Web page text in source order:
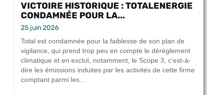
VICTOIRE HISTORIQUE : TOTALENERGIE
CONDAMNÉE POUR LA...
25 juin 2026
Total est condamnée pour la faiblesse de son plan de
vigilance, qui prend trop peu en compte le dérèglement
climatique et en exclut, notamment, le Scope 3, c’est-à-
dire les émissions induites par les activités de cette firme
comptant parmi les...